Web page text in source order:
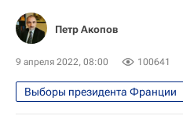
Петр Акопов
9 апреля 2022, 08:00 100641
Выборы президента Франции
Эрик Земмур
Марин Ле